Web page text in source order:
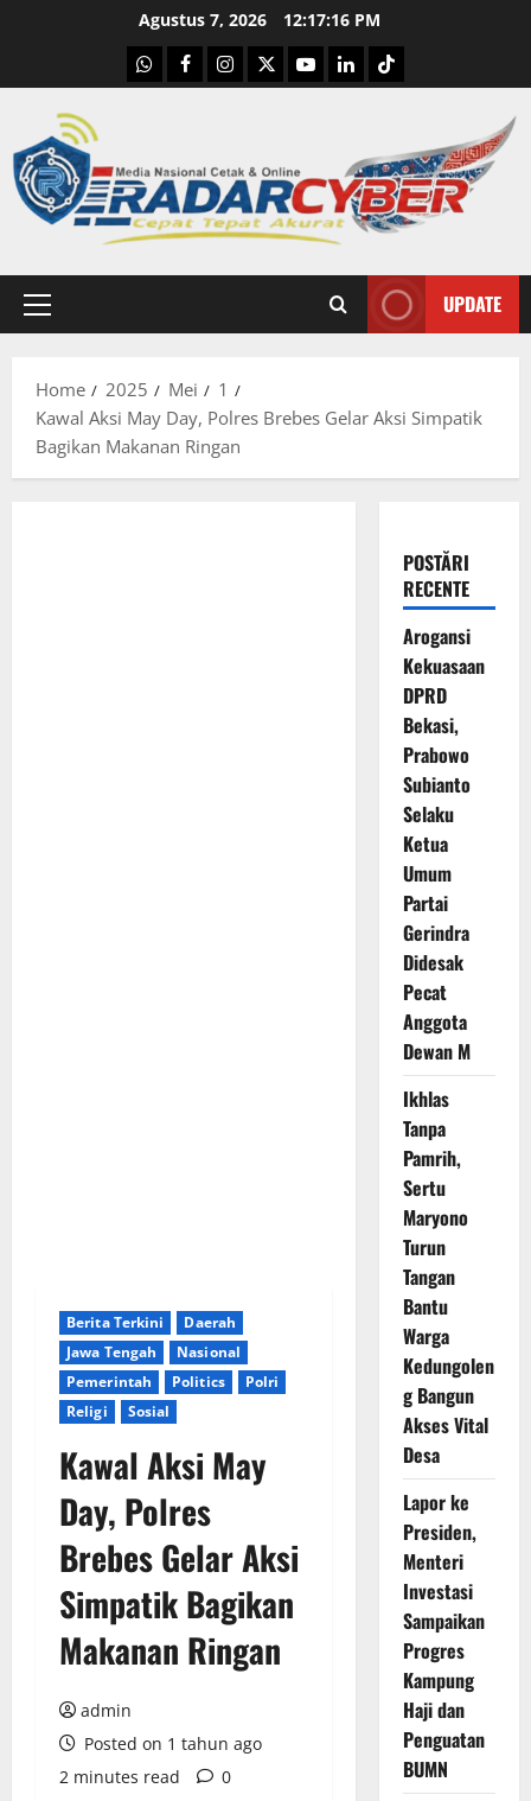
Agustus 7, 2026 12:17:18 PM
WhatsApp
Facebook
Instagram
X YoutubelinkedinTiktok
Primary
UPDATE
Home 2025 Mei
1
Kawal Aksi May Day, Polres Brebes Gelar Aksi Simpatik
Bagikan Makanan Ringan
Berita Terkini
Daerah
Jawa Tengah
Nasional
Pemerintah
Politics
Polri
Religi
Sosial
Kawal Aksi May
Day, Polres
Brebes Gelar Aksi
Simpatik Bagikan
Makanan Ringan
admin
Posted on 1 tahun ago
2 minutes read
0
POSTĂRI
RECENTE
Arogansi
Kekuasaan
DPRD
Bekasi,
Prabowo
Subianto
Selaku
Ketua
Umum
Partai
Gerindra
Didesak
Pecat
Anggota
Dewan M
Ikhlas
Tanpa
Pamrih,
Sertu
Maryono
Turun
Tangan
Bantu
Warga
Kedungolen
g Bangun
Akses Vital
Desa
Lapor ke
Presiden,
Menteri
Investasi
Sampaikan
Progres
Kampung
Haji dan
Penguatan
BUMN